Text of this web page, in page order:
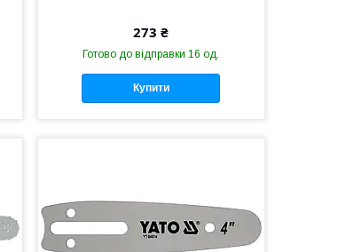
273 ₴
Готово до відправки 16 од.
Купити